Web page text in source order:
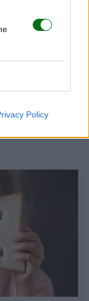
Policy